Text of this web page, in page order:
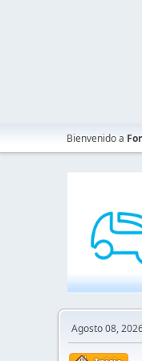
Bienvenido a
Agosto 08,